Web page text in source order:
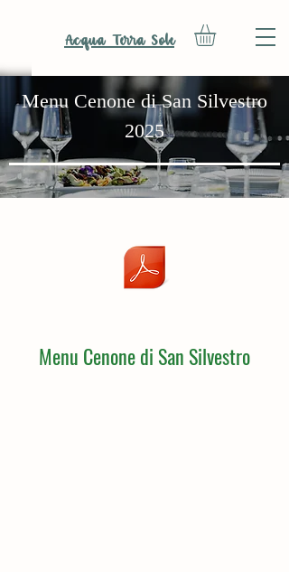
Acqua Terra Sole
Menu Cenone di San Silvestro
2025
Menu Cenone di San Silvestro